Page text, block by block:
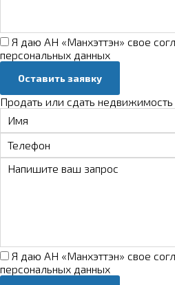
Я даю АН «Манхэттэн» свое
персональных данных
Оставить заявку
Продать или сдать недвижимость
Я даю АН «Манхэттэн» свое
персональных данных